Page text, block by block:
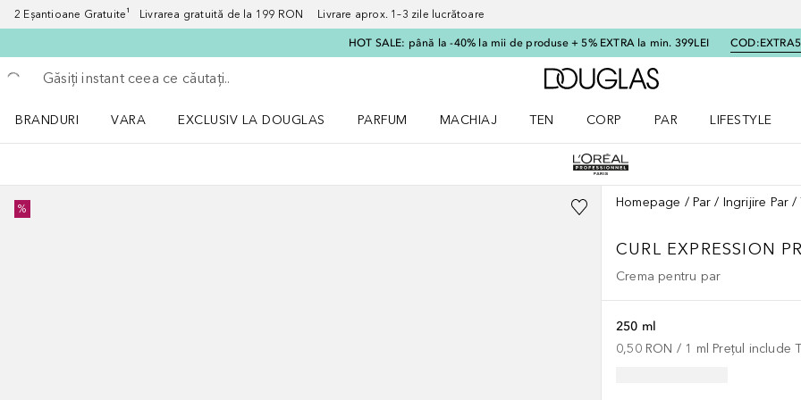
2 Eșantioane Gratuite¹ Livrarea gratuită de la 199 RON Livrare aprox. 1–3 zile lucrătoare
HOT SALE: până la -40% la mii de produse + 5% EXTRA la min. 399LEI COD:
Înapoi
Executați căutarea
Către pagina principală
BRANDURI
VARA
EXCLUSIV LA DOUGLAS
PARFUM
MACHIAJ
TEN
CORP
PAR
LIFESTYLE
% Homepage Par Ingrijire Par
CURL EXPRESSION
Crema pentru par
250 ml
0,50 RON / 1 ml Prețul include